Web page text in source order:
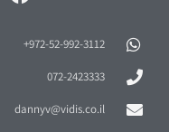
972-52-992-3112⁩+
072-2423333
dannyv@vidis.co.il